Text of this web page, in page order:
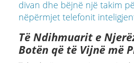
Të Ndihmuarit e
Botën që të Vijnë më